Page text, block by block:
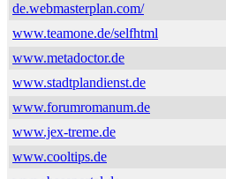
de.webmasterplan.com/
www.teamone.de/selfhtml
www.metadoctor.de
www.stadtplandienst.de
www.forumromanum.de
www.jex-treme.de
www.cooltips.de